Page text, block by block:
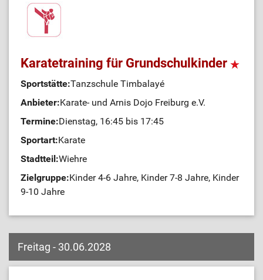
Karatetraining für Grundschulkinder
Sportstätte:Tanzschule Timbalayé
Anbieter:Karate- und Arnis Dojo Freiburg e.V.
Termine:Dienstag, 16:45 bis 17:45
Sportart:Karate
Stadtteil:Wiehre
Zielgruppe:Kinder 4-6 Jahre, Kinder 7-8 Jahre, Kinder
9-10 Jahre
Freitag - 30.06.2028